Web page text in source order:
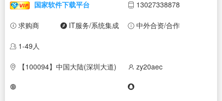
国家软件下载平台 13027338878
求购商 IT服务/系统集成 中外合资/合作
1-49人
【100094】中国大陆(深圳大道) zy20aec